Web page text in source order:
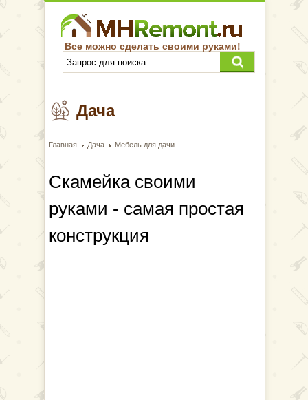
Дача
Главная Дача Мебель для дачи
Скамейка своими
руками - самая простая
конструкция
Все можно сделать своими руками!